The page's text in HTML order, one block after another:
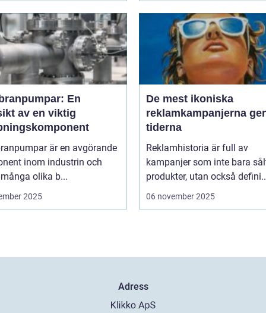
En
av en viktig
är en avgörande
inom industrin och
olika b...
2025
De mest ikoniska
reklamkampanjerna
tiderna
Reklamhistoria är full av
kampanjer som inte bara
produkter, utan också
06 november 2025
Adress